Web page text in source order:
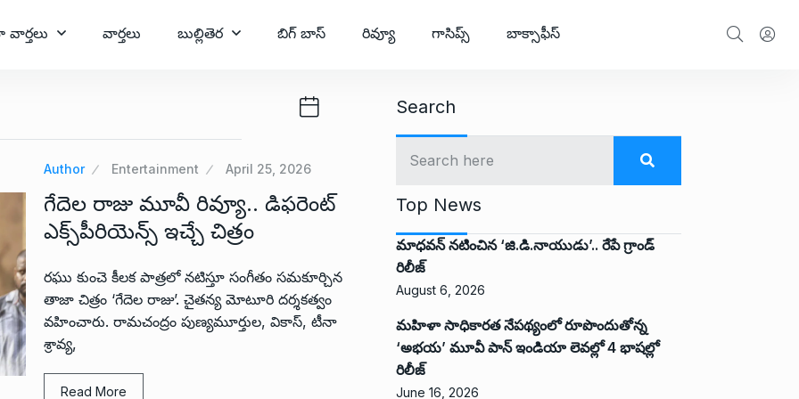
వార్తలు బుల్లితెర బిగ్ బాస్ రివ్యూ గాసిప్స్ బాక్సాఫీస్
Author Entertainment April 25, 2026
గేదెల రాజు మూవీ రివ్యూ.. డిఫరెంట్
ఎక్స్‌పీరియెన్స్ ఇచ్చే చిత్రం
రఘు కుంచె కీలక పాత్రలో నటిస్తూ సంగీతం సమకూర్చిన
తాజా చిత్రం ‘గేదెల రాజు’. చైతన్య మోటూరి దర్శకత్వం
వహించారు. రామచంద్రం పుణ్యమూర్తుల, వికాస్, టీనా
శ్రావ్య,
Read More
Search
Top News
మాధవన్ నటించిన ‘జి.డి.నాయుడు’.. రేపే గ్రాండ్
రిలీజ్
August 6, 2026
మహిళా సాధికారత నేపథ్యంలో రూపొందుతోన్న
‘అభ‌య‌’ మూవీ పాన్ ఇండియా లెవ‌ల్లో 4 భాష‌ల్లో
రిలీజ్
June 16, 2026